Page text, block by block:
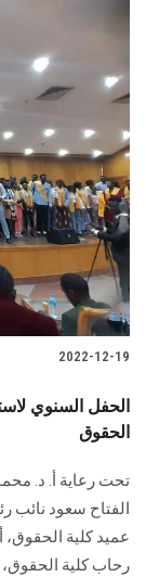
2022-12-19
الحفل السنوي
الحقوق
تحت رعاية أ. د.
الفتاح سعود نائب
رحاب كلية